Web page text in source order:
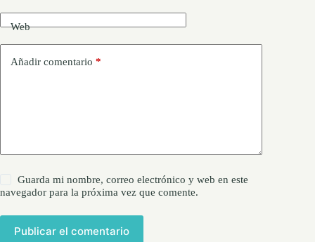
Web
Añadir comentario *
Guarda mi nombre, correo electrónico y web en este
navegador para la próxima vez que comente.
Publicar el comentario